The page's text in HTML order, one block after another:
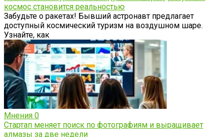
космос становится реальностью
Забудьте о ракетах! Бывший астронавт предлагает
доступный космический туризм на воздушном шаре.
Узнайте, как
Мнения 0
Стартап меняет поиск по фотографиям и выращивает
алмазы за две недели